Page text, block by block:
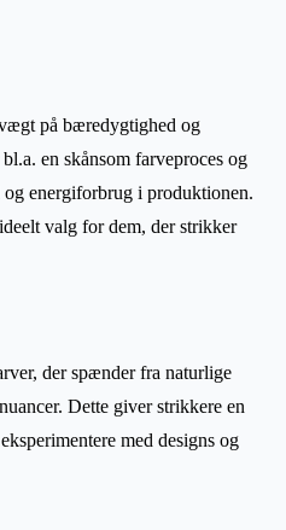
på bæredygtighed og
en skånsom farveproces og
energiforbrug i produktionen.
valg for dem, der strikker
der spænder fra naturlige
Dette giver strikkere en
med designs og